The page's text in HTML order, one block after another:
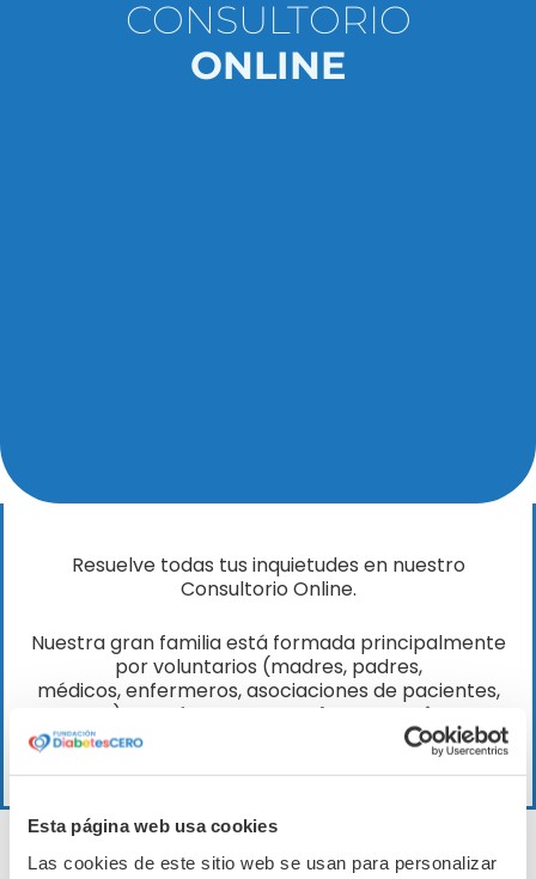
Esta página web usa cookies
Las cookies de este sitio web se usan para personalizar
CONSULTORIO
ONLINE
Resuelve todas tus inquietudes en nuestro
Consultorio Online.
Nuestra gran familia está formada principalmente
por voluntarios (madres, padres,
médicos, enfermeros, asociaciones de pacientes,
etc.) que ofrecen su
ayuda para guiar,
aconsejar y compartir sus